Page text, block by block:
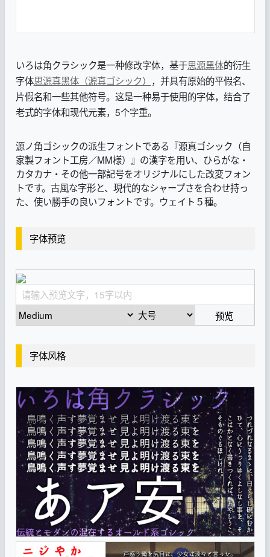
いろは角クラシック是一种修改字体，基于思源黑体的衍生
字体思源真黑体（源真ゴシック） ，并具有原始的平假名、
片假名和一些其他符号。这是一种易于使用的字体，结合了
老式的字体和现代元素，5个字重。
源ノ角ゴシックの派生フォントである『源真ゴシック（自
家製フォント工房／MM様）』の漢字を用い、 ひらがな・
カタカナ・その他一部記号をオリジナルにした改変フォン
トです。古風な字形と、現代的なシャープさを合わせ持っ
た、使い勝手の良いフォントです。ウェイト５種。
字体预览
预览
字体风格